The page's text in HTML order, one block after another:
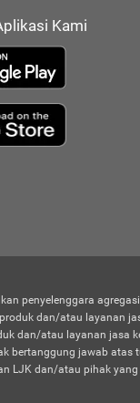
Kami
penyelenggara
dan/atau layanan
dan/atau layanan jasa
bertanggung jawab atas
LJK dan/atau pihak